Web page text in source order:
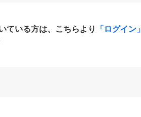
ている方は、こちらより 「ログイン」